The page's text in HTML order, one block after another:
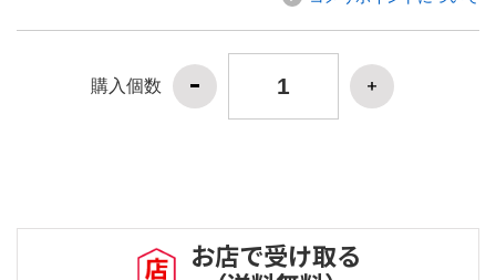
購入個数
お店で受け取る